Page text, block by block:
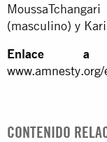
(masculino) y
Enlace
CONTENIDO